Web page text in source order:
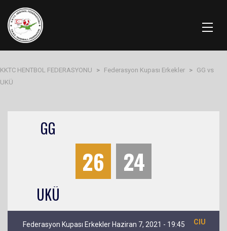
KKTC HENTBOL FEDERASYONU > Federasyon Kupası Erkekler > GG vs
UKÜ
GG
26 24
UKÜ
Federasyon Kupası Erkekler Haziran 7, 2021 - 19:45 CIU